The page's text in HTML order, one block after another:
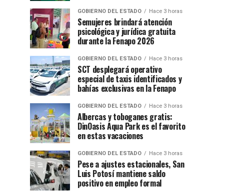
GOBIERNO DEL ESTADO Hace 3 horas
Semujeres brindará atención
psicológica y jurídica gratuita
durante la Fenapo 2026
GOBIERNO DEL ESTADO Hace 3 horas
SCT desplegará operativo
especial de taxis identificados y
bahías exclusivas en la Fenapo
GOBIERNO DEL ESTADO Hace 3 horas
Albercas y toboganes gratis:
DinOasis Aqua Park es el favorito
en estas vacaciones
GOBIERNO DEL ESTADO Hace 3 horas
Pese a ajustes estacionales, San
Luis Potosí mantiene saldo
positivo en empleo formal